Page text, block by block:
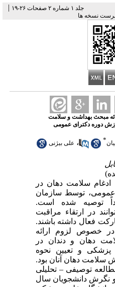
جلد ۱ شماره ۲ صفحات ۲۶-۱۹ |
نسخه ها
مبحث بهداشت و سلامت
دوره دکترای عمومی
* ، علی بیژنی
سلامت دهان در
توسط سازمان
توصیه شده است.
در ارتقاء مراقبت
فعال داشته باشند.
خصوص لزوم ارائه
دهان و دندان در
پزشکی و تعیین نحوه
سلامت دهان آنان بود.
توصیفی – تحلیلی
نگرش دانشجویان سال